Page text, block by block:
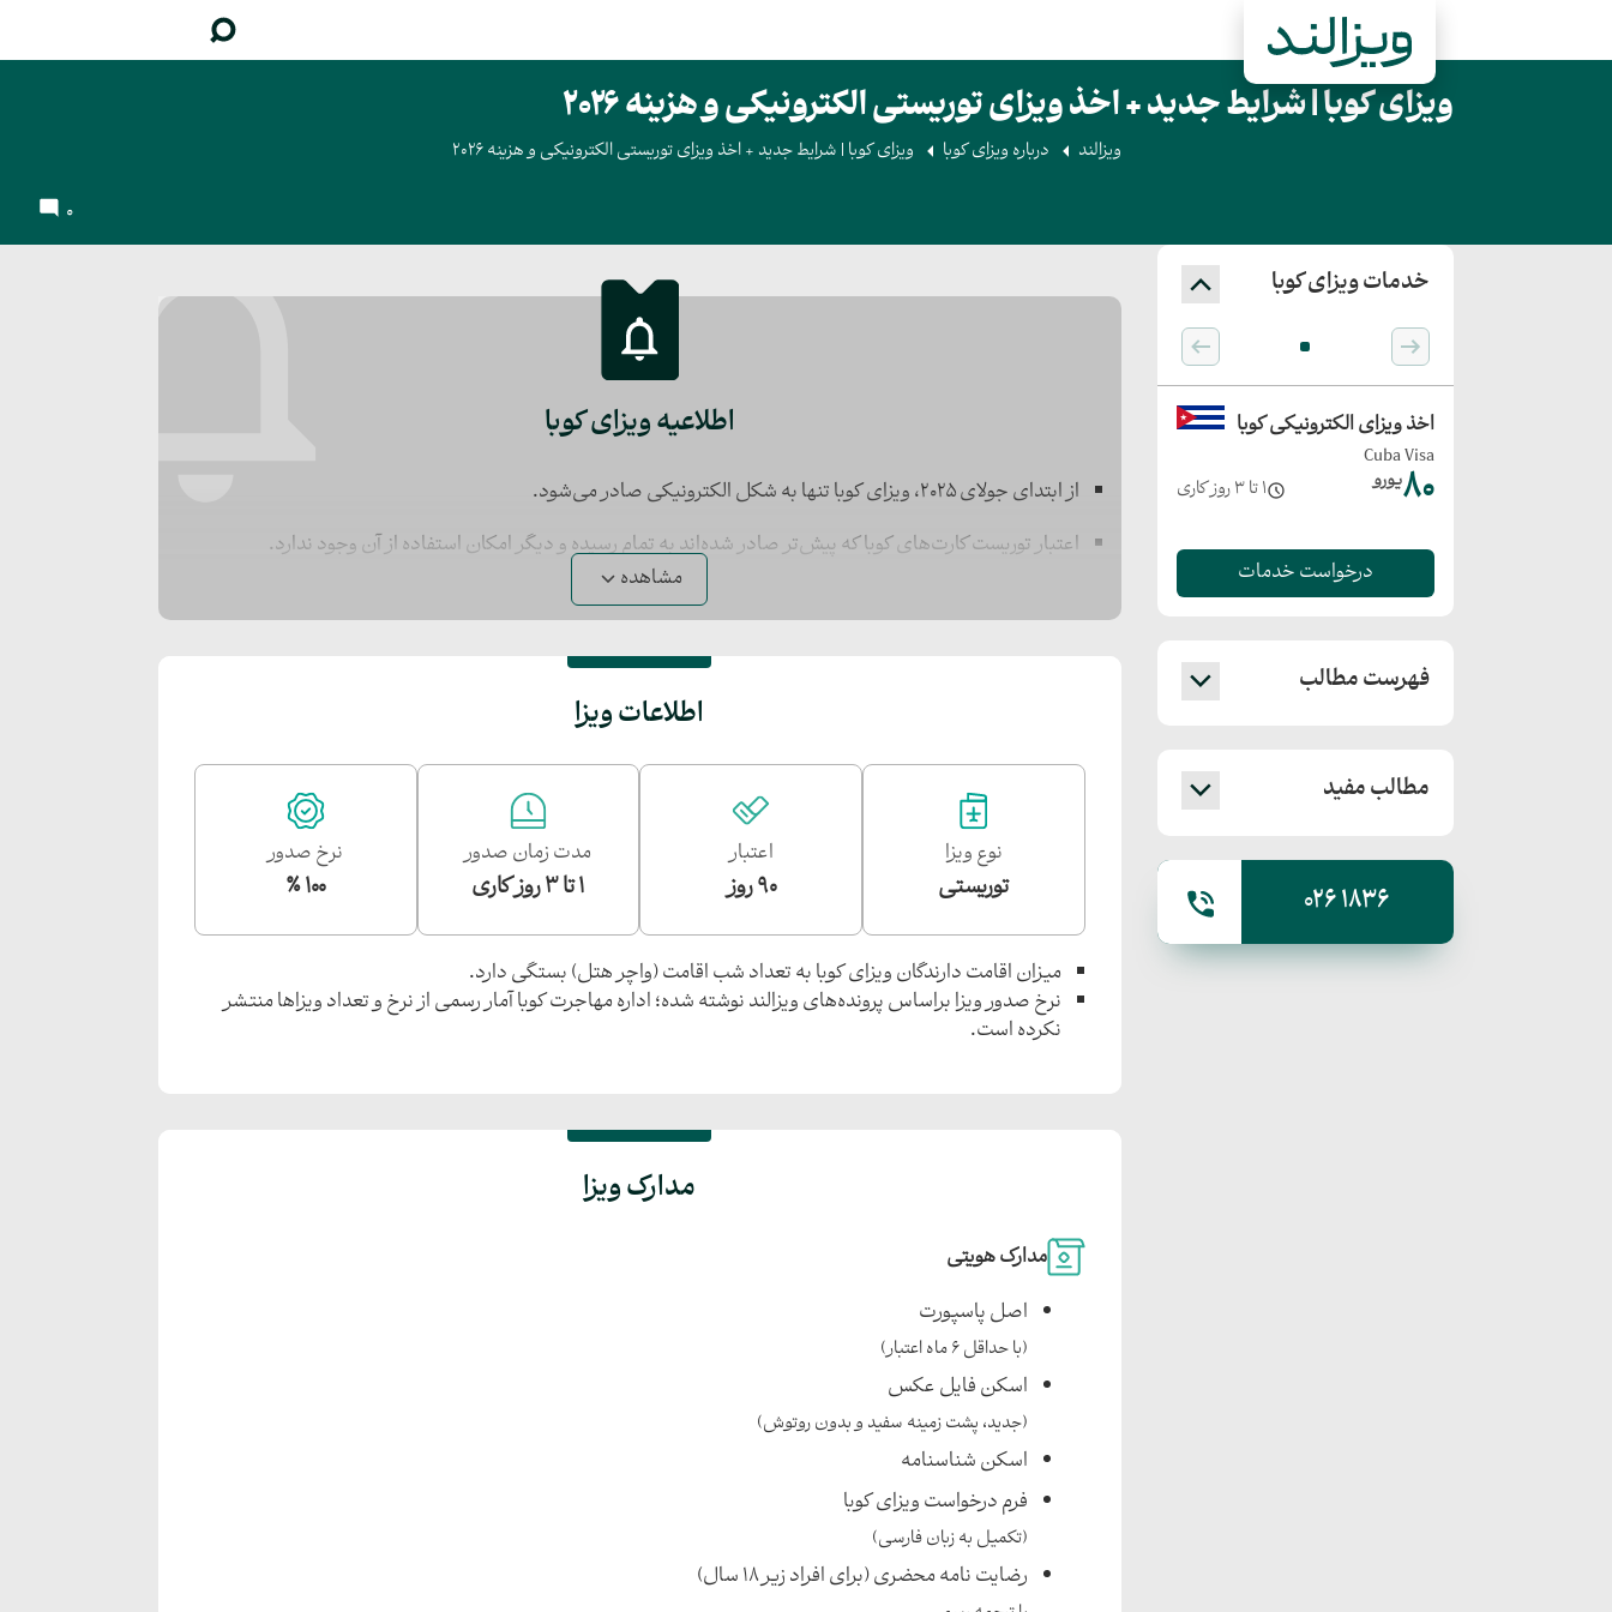
ویزای کوبا | شرایط جدید + اخذ ویزای توریستی الکترونیکی و هزینه 2026
0
ویزالند درباره ویزای کوبا ویزای کوبا | شرایط جدید + اخذ ویزای توریستی الکترونیکی و هزینه 2026
خدمات ویزای کوبا
اخذ ویزای الکترونیکی کوبا
Cuba Visa
۸۰یورو 1 تا 3 روز کاری
درخواست خدمات
فهرست مطالب
مطالب مفید
026 1836
اطلاعیه ویزای کوبا
از ابتدای جولای ۲۰۲۵، ویزای کوبا تنها به شکل الکترونیکی صادر می‌شود.
اعتبار توریست کارت‌های کوبا که پیش‌تر صادر شده‌اند به تمام رسیده و دیگر امکان استفاده از آن‌ وجود ندارد.
مشاهده
اطلاعات ویزا
نوع ویزا
توریستی
اعتبار
90 روز
مدت زمان صدور
1 تا 3 روز کاری
نرخ صدور
۱۰۰ ٪
میزان اقامت دارندگان ویزای کوبا به تعداد شب اقامت (واچر هتل) بستگی دارد.
نرخ صدور ویزا براساس پرونده‌های ویزالند نوشته شده؛ اداره مهاجرت کوبا آمار رسمی از نرخ و تعداد ویزاها منتشر
نکرده است.
مدارک ویزا
مدارک هویتی
اصل پاسپورت
(با حداقل ۶ ماه اعتبار)
اسکن فایل عکس
(جدید، پشت زمینه سفید و بدون روتوش)
اسکن شناسنامه
فرم درخواست ویزای کوبا
(تکمیل به زبان‌ فارسی)
رضایت نامه محضری (برای افراد زیر ۱۸ سال)